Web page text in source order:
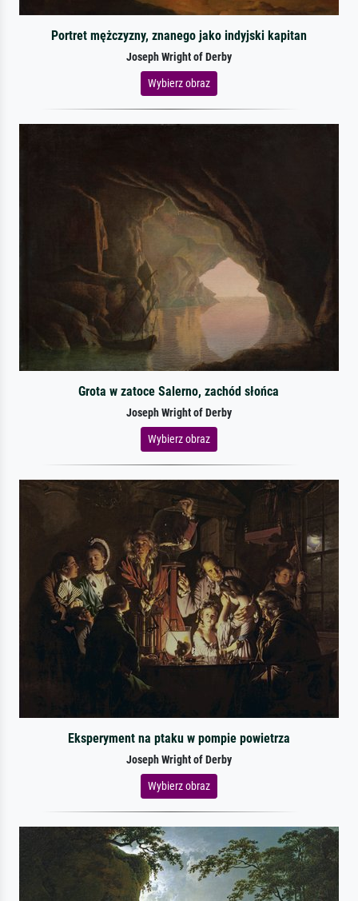
Portret mężczyzny, znanego jako indyjski kapitan
Joseph Wright of Derby
Wybierz obraz
Grota w zatoce Salerno, zachód słońca
Joseph Wright of Derby
Wybierz obraz
Eksperyment na ptaku w pompie powietrza
Joseph Wright of Derby
Wybierz obraz